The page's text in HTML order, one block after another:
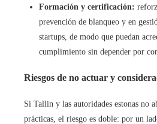
Formación y certificación:
prevención de blanqueo y en
startups, de modo que puedan
cumplimiento sin depender por
Riesgos de no actuar y
Si Tallin y las autoridades estonas no
prácticas, el riesgo es doble: por un